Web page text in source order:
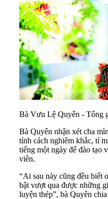
Bà Vưu Lệ Quyên - Tổng
Bà Quyên nhận xét cha
tính cách nghiêm khắc, tỉ
tiếng một ngày để đào tạo
viên.
“Ai sau này cũng đều biết
bật vượt qua được những
luyện thép”, bà Quyên chia